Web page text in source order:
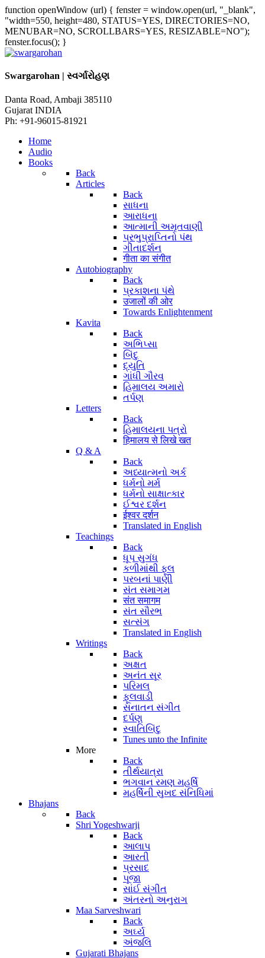
function openWindow (url) { fenster = window.open(url, "_blank",
"width=550, height=480, STATUS=YES, DIRECTORIES=NO,
MENUBAR=NO, SCROLLBARS=YES, RESIZABLE=NO");
fenster.focus(); }
Swargarohan | સ્વર્ગારોહણ
Danta Road, Ambaji 385110
Gujarat INDIA
Ph: +91-96015-81921
Home
Audio
Books
Back
Articles
Back
સાધના
આરાધના
આત્માની અમૃતવાણી
પ્રભુપ્રાપ્તિનો પંથ
ગીતાદર્શન
गीता का संगीत
Autobiography
Back
પ્રકાશના પંથે
उजालों की ओर
Towards Enlightenment
Kavita
Back
અભિપ્સા
બિંદુ
દ્યુતિ
ગાંધી ગૌરવ
હિમાલય અમારો
તર્પણ
Letters
Back
હિમાલયના પત્રો
हिमालय से लिखे खत
Q & A
Back
અધ્યાત્મનો અર્ક
ધર્મનો મર્મ
ધર્મનો સાક્ષાત્કાર
ઈશ્વર દર્શન
ईश्वर दर्शन
Translated in English
Teachings
Back
ધૂપ સુગંધ
કળીમાંથી ફૂલ
પરબનાં પાણી
સંત સમાગમ
संत समागम
સંત સૌરભ
સત્સંગ
Translated in English
Writings
Back
અક્ષત
અનંત સૂર
પરિમલ
ફૂલવાડી
સનાતન સંગીત
દર્પણ
સ્વાતિબિંદુ
Tunes unto the Infinite
More
Back
તીર્થયાત્રા
ભગવાન રમણ મહર્ષિ
મહર્ષિની સુખદ સંનિધિમાં
Bhajans
Back
Shri Yogeshwarji
Back
આલાપ
આરતી
પ્રસાદ
પૂજા
સાંઈ સંગીત
અંતરનો અનુરાગ
Maa Sarveshwari
Back
અર્ઘ્ય
અંજલિ
Gujarati Bhajans